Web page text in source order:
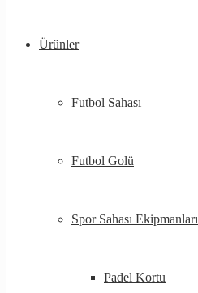
Ürünler
Futbol Sahası
Futbol Golü
Spor Sahası Ekipmanları
Padel Kortu